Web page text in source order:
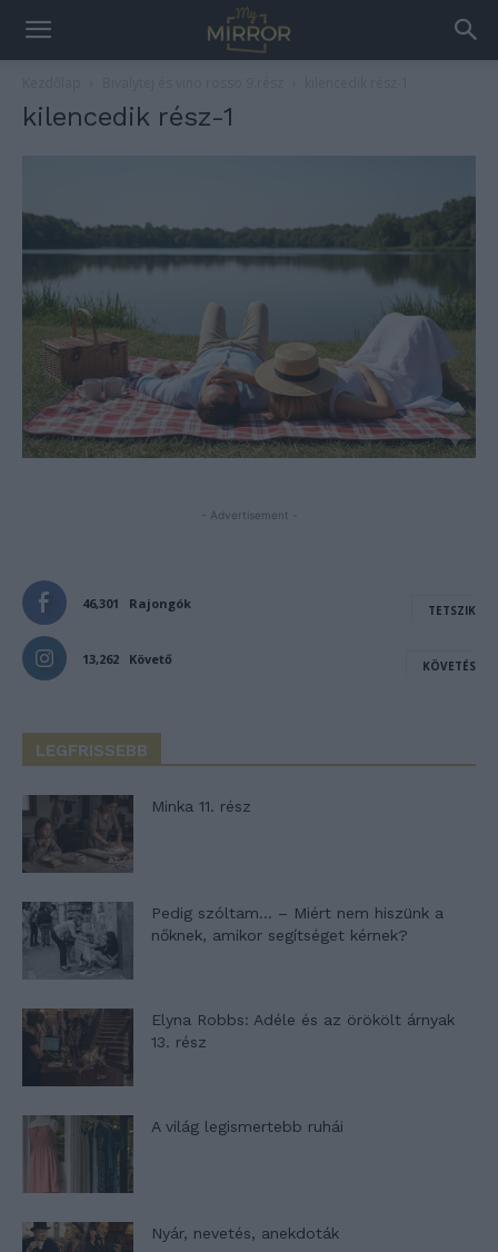
kilencedik rész-1
- Advertisement -
46,301 Rajongók TETSZIK
13,262 Követő KÖVETÉS
LEGFRISSEBB
Minka 11. rész
Pedig szóltam… – Miért nem hiszünk a
nőknek, amikor segítséget kérnek?
Elyna Robbs: Adéle és az örökölt árnyak
13. rész
A világ legismertebb ruhái
Nyár, nevetés, anekdoták